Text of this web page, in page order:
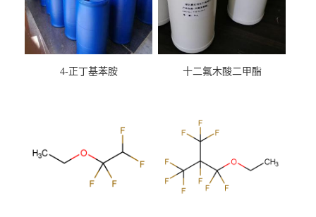
4-正丁基苯胺 十二氟木酸二甲酯